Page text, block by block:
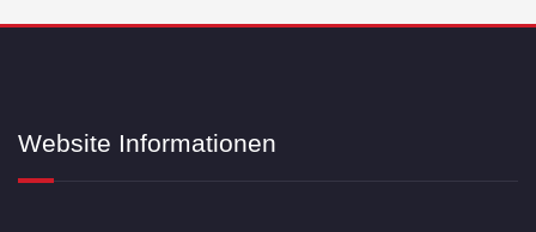
Website Informationen